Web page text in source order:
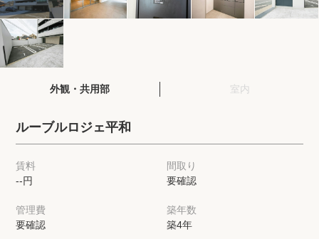
保存した物件
閲覧履歴
保存した検索条件
店舗・スタッフ紹介
希望条件を伝えてプロに探してもらう
来店予約
外観・共用部 室内
ルーブルロジェ平和
賃料
--円
間取り
要確認
管理費
要確認
築年数
築4年